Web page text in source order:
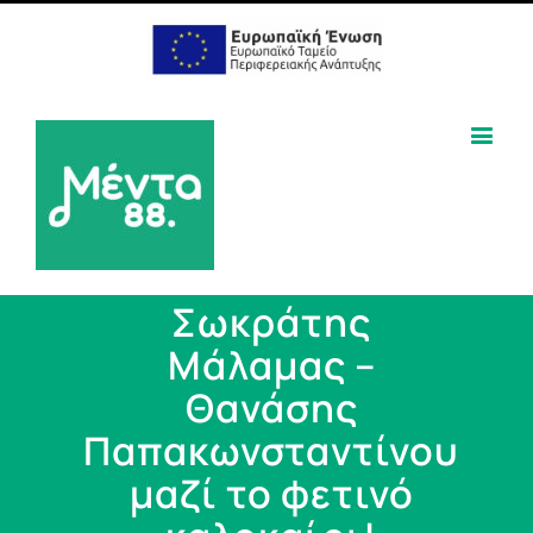
Σωκράτης
Μάλαμας –
Θανάσης
Παπακωνσταντίνου
μαζί το φετινό